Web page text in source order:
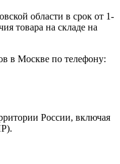
области в срок от 1-
товара на складе на
в Москве по телефону:
России, включая